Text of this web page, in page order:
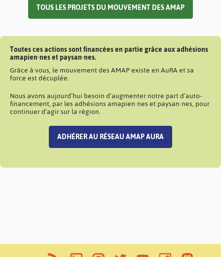
TOUS LES PROJETS DU MOUVEMENT DES AMAP
Toutes ces actions sont financées en partie grâce aux adhésions
amapien·nes et paysan·nes.
Grâce à vous, le mouvement des AMAP existe en AuRA et sa
force est décuplée.
Nous avons aujourd’hui besoin d’augmenter notre part d’auto-
financement, par les adhésions amapien·nes et paysan·nes, pour
continuer d’agir sur la région.
ADHÉRER AU RÉSEAU AMAP AURA